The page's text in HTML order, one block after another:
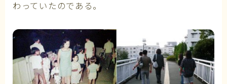
わっていたのである。